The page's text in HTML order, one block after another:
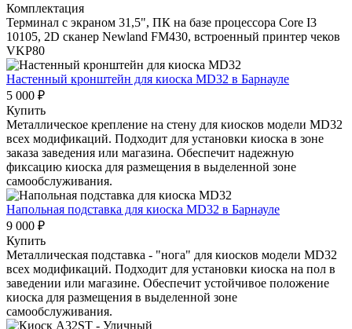
Комплектация
Терминал с экраном 31,5", ПК на базе процессора Core I3
10105, 2D сканер Newland FM430, встроенный принтер чеков
VKP80
Настенный кронштейн для киоска MD32 в Барнауле
5 000 ₽
Купить
Металлическое крепление на стену для киосков модели MD32
всех модификаций. Подходит для установки киоска в зоне
заказа заведения или магазина. Обеспечит надежную
фиксацию киоска для размещения в выделенной зоне
самообслуживания.
Напольная подставка для киоска MD32 в Барнауле
9 000 ₽
Купить
Металлическая подставка - "нога" для киосков модели MD32
всех модификаций. Подходит для установки киоска на пол в
заведении или магазине. Обеспечит устойчивое положение
киоска для размещения в выделенной зоне
самообслуживания.